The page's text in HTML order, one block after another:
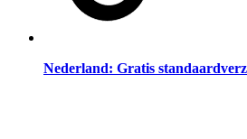
Nederland: Gratis